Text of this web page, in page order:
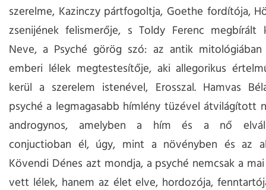
szerelme, Kazinczy pártfogoltja, Goethe fordítója,
zsenijének felismerője, s Toldy Ferenc megbírált
Neve, a Psyché görög szó: az antik mitológiában
emberi lélek megtestesítője, aki allegorikus
kerül a szerelem istenével, Erosszal. Hamvas
psyché a legmagasabb hímlény tüzével átvilágított
androgynos, amelyben a hím és a nő
conjuctioban él, úgy, mint a növényben és az
Kövendi Dénes azt mondja, a psyché nemcsak a
vett lélek, hanem az élet elve, hordozója,